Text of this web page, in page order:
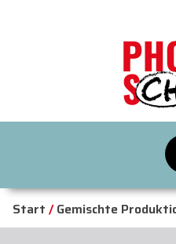
Start /Gemischte